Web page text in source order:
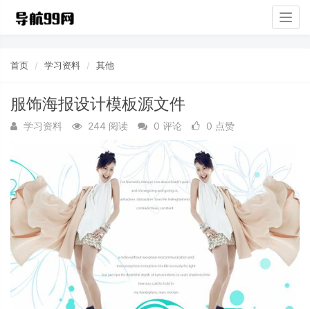
首页 学习资料 其他
服饰海报设计模板源文件
学习资料 244 阅读 0 评论 0 点赞